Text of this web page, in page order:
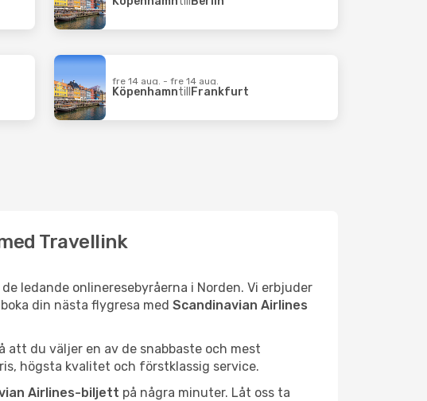
fre 14 aug. - fre 14 aug.
Köpenhamntill Frankfurt
Travellink
ledande onlineresebyråerna i Norden. Vi erbjuder
din nästa flygresa med Scandinavian Airlines
att du väljer en av de snabbaste och mest
högsta kvalitet och förstklassig service.
Airlines-biljett på några minuter. Låt oss ta